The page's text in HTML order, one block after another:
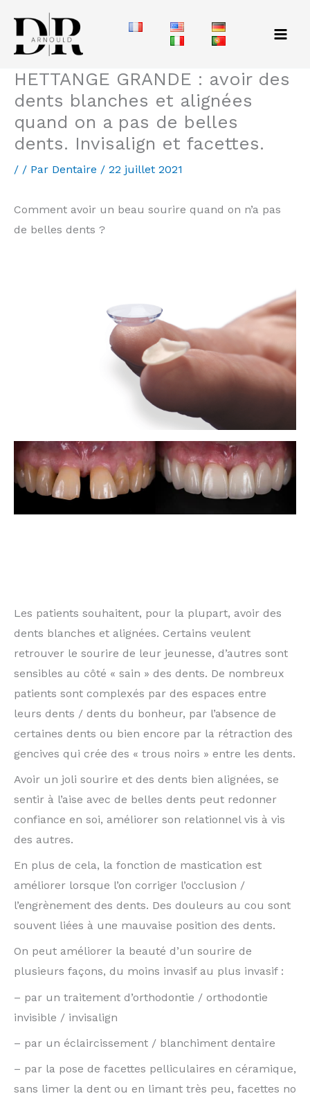
contenu
HETTANGE GRANDE : avoir des
dents blanches et alignées
quand on a pas de belles
dents. Invisalign et facettes.
/ / Par Dentaire / 22 juillet 2021
Comment avoir un beau sourire quand on n’a pas
de belles dents ?
Les patients souhaitent, pour la plupart, avoir des
dents blanches et alignées. Certains veulent
retrouver le sourire de leur jeunesse, d’autres sont
sensibles au côté « sain » des dents. De nombreux
patients sont complexés par des espaces entre
leurs dents / dents du bonheur, par l’absence de
certaines dents ou bien encore par la rétraction des
gencives qui crée des « trous noirs » entre les dents.
Avoir un joli sourire et des dents bien alignées, se
sentir à l’aise avec de belles dents peut redonner
confiance en soi, améliorer son relationnel vis à vis
des autres.
En plus de cela, la fonction de mastication est
améliorer lorsque l’on corriger l’occlusion /
l’engrènement des dents. Des douleurs au cou sont
souvent liées à une mauvaise position des dents.
On peut améliorer la beauté d’un sourire de
plusieurs façons, du moins invasif au plus invasif :
– par un traitement d’orthodontie / orthodontie
invisible / invisalign
– par un éclaircissement / blanchiment dentaire
– par la pose de facettes pelliculaires en céramique,
sans limer la dent ou en limant très peu, facettes no